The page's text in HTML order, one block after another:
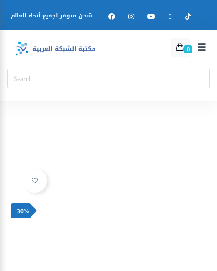
شحن متوفر لجميع أنحاء العالم
0
Ajouter à la liste d’envies
-30%